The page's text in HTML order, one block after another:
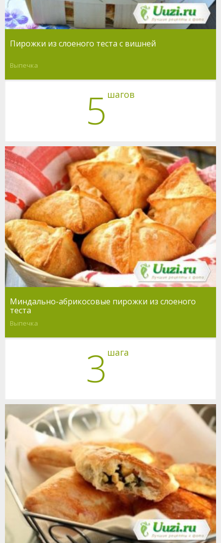
Пирожки из слоеного теста с вишней
Выпечка
5 шагов
Миндально-абрикосовые пирожки из слоеного
теста
Выпечка
3 шага